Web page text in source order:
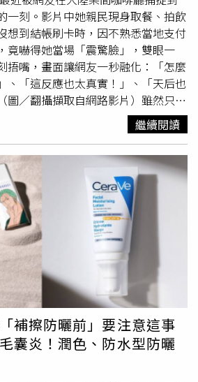
乳」、「提亮素顏霜」的多功能日間
華液般水潤，添加了多種保濕與抗老
，還帶有淡淡的粉潤色調，能自然
，創造出彷彿套上了一層柔焦濾鏡般
追求「透明感」的日本女生來說，這
護的同時，也能自信展現肌膚的原生
顏日間防護精華 30ml／1,100元（圖
】ALLIE 持采UV高效防曬水凝乳EXP
體兩用) ／850元（圖／品牌提供）
熱銷三大明星防曬產品，包含身
持采UV高效防曬水凝乳」，以及
ALLIE 持采濾鏡調色UV防曬乳（木
持采長豔UV高效防曬飾底乳」，
限定包裝，設計更暗藏小驚喜，三款
角色卡，不只是可愛收藏，更能剪下
聯名限定款】ALLIE 持采濾鏡調色
限定設計款K(臉部專用)／730元、
】ALLIE 持采長豔UV高效防曬飾底
用)(寶雅限定)／730元（圖／品牌
新夥伴與NO.1防曬安耐曬
曬ANESSA，暨2021年和全球超人
獲上市即斷貨的佳績後，再次攜手
於2025帶給大家滿滿的活力！除了
今年還特別加推新成員：生活在寒冷
曼、能吸收陽光進行光合作用的草
代表無論身處哪種自然環境皆能與
面。金鑽高效防曬露NA 5X 新葉喵/
50+ PA++++ 60ml／950元（圖
一刻。影片中她親民現身取餐、拍飲
想到結帳刷卡時，因不熟悉當地支付
竟嚇得她當場「震驚臉」，雙眼一
捂嘴，畫面讓網友一秒融化：「怎麼
、「這反應也太真實！」、「天后也
圖／翻攝擷取自網路影片）雖然只是
膚況、氣色、穿搭、反應全都在線，
歲，狀態嫩出水，連網友都忍不住驚
底怎麼保養的？」小編當然火速幫妳
保養＆健康神器清單」，從保濕、提
一起嫩出圈的女孩快收藏起來！
爆擊來襲！資生堂集團 x momo 超
款4/8–4/10 限時 3 天「台灣資生
牌日」美翻回饋開跑！百萬 mo 幣
通通帶回家！1.ELIXIR 怡麗絲爾 #
當然就是蔡依林最推的 ELIXIR 怡麗
管！他天天都不離身的抗老單品，
，難怪在外面被捕獲緊緻發亮一整
速精華 40ml ＋ 小金管抗皺乳霜
）（圖／品牌提供，蔡依林ig）
水飽飽維他命B5補水精華：被譽為
尿酸＋B5超給力，活動價 $1,485
繼續閱讀
補擦防曬前」要注意這事
囊炎！潤色、防水型防曬